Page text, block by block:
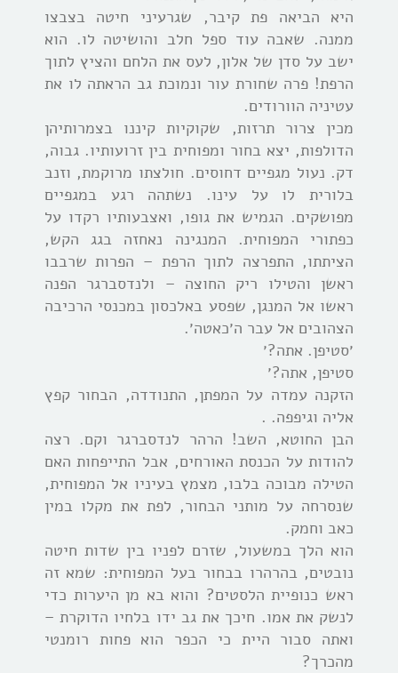
היא הביאה פת קיבר, שגרעיני חיטה בצבצו
ממנה. שאבה עוד ספל חלב והושיטה לו. הוא
ישב על סדן של אלון, לעס את הלחם והציץ לתוך
הרפת! פרה שחורת עור ונמוכת גב הראתה לו את
עטיניה הוורודים.
מכין צרור תרזות, שקוקיות קיננו בצמרותיהן
הדולפות, יצא בחור ומפוחית בין זרועותיו. גבוה,
דק. נעול מגפיים דחוסים. חולצתו מרוקמת, וזנב
בלורית לו על עינו. נשתהה רגע במגפיים
מפושקים. הגמיש את גופו, ואצבעותיו רקדו על
כפתורי המפוחית. המנגינה נאחזה בגג הקש,
הציתתו, התפרצה לתוך הרפת – הפרות שרבבו
ראשן והטילו ריק החוצה – ולנדסברגר הפנה
ראשו אל המנגן, שפסע באלכסון במכנסי הרכיבה
הצהובים אל עבר ה׳כאטה׳.
׳סטיפן. אתה?׳
סטיפן, אתה?׳
הזקנה עמדה על המפתן, התנודדה, הבחור קפץ
אליה וגיפפה. .
הבן החוטא, השב! הרהר לנדסברגר וקם. רצה
להודות על הכנסת האורחים, אבל התייפחות האם
הטילה מבוכה בלבו, מצמץ בעיניו אל המפוחית,
שנסרחה על מותני הבחור, לפת את מקלו במין
כאב וחמק.
הוא הלך במשעול, שזרם לפניו בין שדות חיטה
נובטים, בהרהרו בבחור בעל המפוחית: שמא זה
ראש כנופיית הלסטים? והוא בא מן היערות כדי
לנשק את אמו. חיכך את גב ידו בלחיו הדוקרת –
ואתה סבור היית כי הכפר הוא פחות רומנטי
מהכרך?